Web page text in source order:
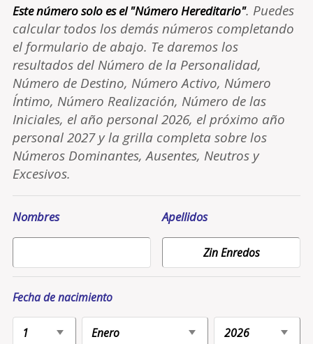
Este número solo es el "Número Hereditario". Puedes
calcular todos los demás números completando
el formulario de abajo. Te daremos los
resultados del Número de la Personalidad,
Número de Destino, Número Activo, Número
Íntimo, Número Realización, Número de las
Iniciales, el año personal 2026, el próximo año
personal 2027 y la grilla completa sobre los
Números Dominantes, Ausentes, Neutros y
Excesivos.
Nombres Apellidos
Fecha de nacimiento